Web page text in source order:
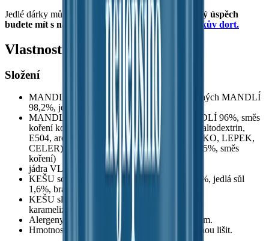
Jedlé dárky můžete také uvařit nebo upéct.
Zaručený úspěch
budete mít s naším osvědčeným receptem na
Krtkův dort.
Vlastnosti produktu
Složení
MANDLE solená 12% (jádra sladkých loupaných MANDLÍ
98,2%, jedlá sůl 1,8%)
MANDLE uzená 18% (jádra sladkých MANDLÍ 96%, směs
koření kouřového aroma 1,97% (E621, sůl, maltodextrin,
E504, aroma - obsahuje alergen: SÓJA, MLÉKO, LEPEK,
CELER), rostlinný olej řepkový 1,6%, sůl 0,35%, směs
koření)
jádra VLAŠSKÝCH ořechů 20%
KEŠU solená 21% (jádra KEŠU ořechů 98,2%, jedlá sůl
1,6%, bramborový škrob 0,2%)
KEŠU slaný karamel 29% (KEŠU jádra 65%,
karamelizovaný cukr 34%, sůl 1%)(Řecko)
Alergeny vyznačeny ve složení velkým písmem.
Hmotnostní podíly jednotlivých složek se mohou lišit.